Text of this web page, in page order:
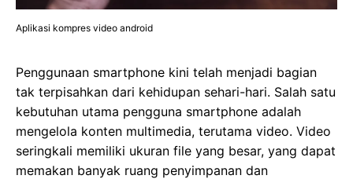
Aplikasi kompres video android
Penggunaan smartphone kini telah menjadi bagian
tak terpisahkan dari kehidupan sehari-hari. Salah satu
kebutuhan utama pengguna smartphone adalah
mengelola konten multimedia, terutama video. Video
seringkali memiliki ukuran file yang besar, yang dapat
memakan banyak ruang penyimpanan dan